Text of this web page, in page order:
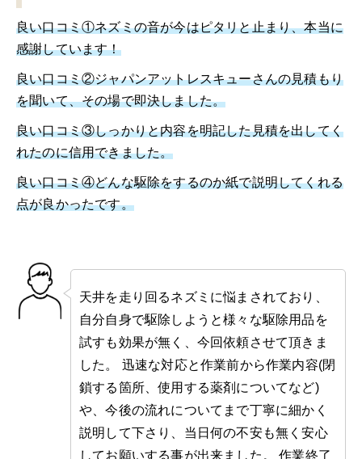
良い口コミ①ネズミの音が今はピタリと止まり、本当に
感謝しています！
良い口コミ②ジャパンアットレスキューさんの見積もり
を聞いて、その場で即決しました。
良い口コミ③しっかりと内容を明記した見積を出してく
れたのに信用できました。
良い口コミ④どんな駆除をするのか紙で説明してくれる
点が良かったです。
天井を走り回るネズミに悩まされており、
自分自身で駆除しようと様々な駆除用品を
試すも効果が無く、今回依頼させて頂きま
した。 迅速な対応と作業前から作業内容(閉
鎖する箇所、使用する薬剤についてなど)
や、今後の流れについてまで丁寧に細かく
説明して下さり、当日何の不安も無く安心
してお願いする事が出来ました。 作業終了